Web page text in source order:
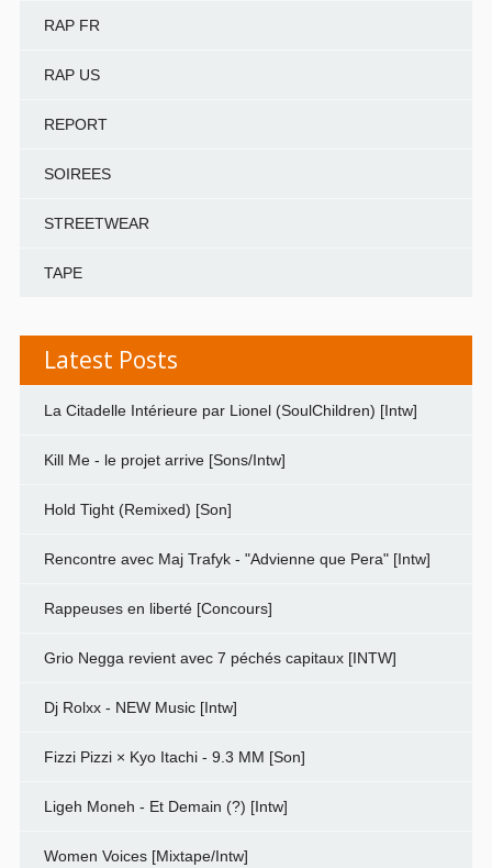
RAP FR
RAP US
REPORT
SOIREES
STREETWEAR
TAPE
Latest Posts
La Citadelle Intérieure par Lionel (SoulChildren) [Intw]
Kill Me - le projet arrive [Sons/Intw]
Hold Tight (Remixed) [Son]
Rencontre avec Maj Trafyk - "Advienne que Pera" [Intw]
Rappeuses en liberté [Concours]
Grio Negga revient avec 7 péchés capitaux [INTW]
Dj Rolxx - NEW Music [Intw]
Fizzi Pizzi × Kyo Itachi - 9.3 MM [Son]
Ligeh Moneh - Et Demain (?) [Intw]
Women Voices [Mixtape/Intw]